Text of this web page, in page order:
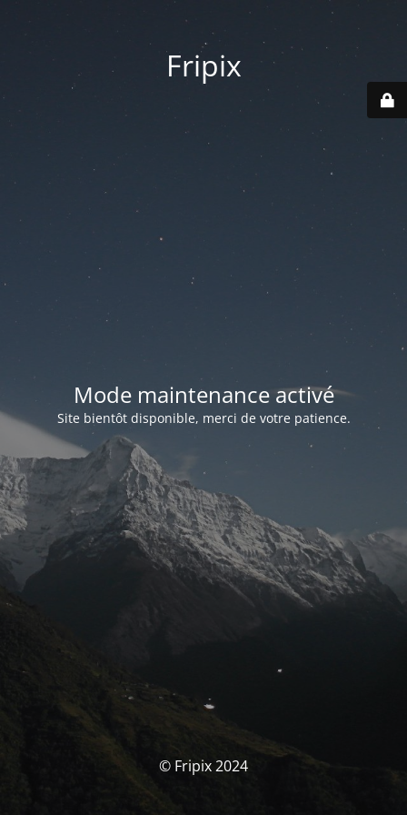
Fripix
Mode maintenance activé
Site bientôt disponible, merci de votre patience.
© Fripix 2024